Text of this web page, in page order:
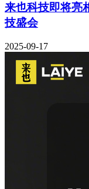
来也科技即将亮
技盛会
2025-09-17